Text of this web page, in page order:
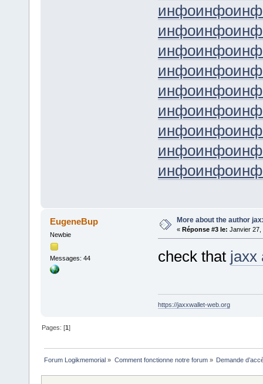
инфоинфо
инфоинфо
инфоинфо
инфоинфо
инфоинфо
инфоинфо
инфоинфо
инфоинфо
инфоинфо
EugeneBup
Newbie
Messages: 44
More about the author
« Réponse #3 le: Janvier 27,
check that jaxx
https://jaxxwallet-web.org
Pages: [1]
Forum Logikmemorial » Comment fonctionne notre forum» Demande